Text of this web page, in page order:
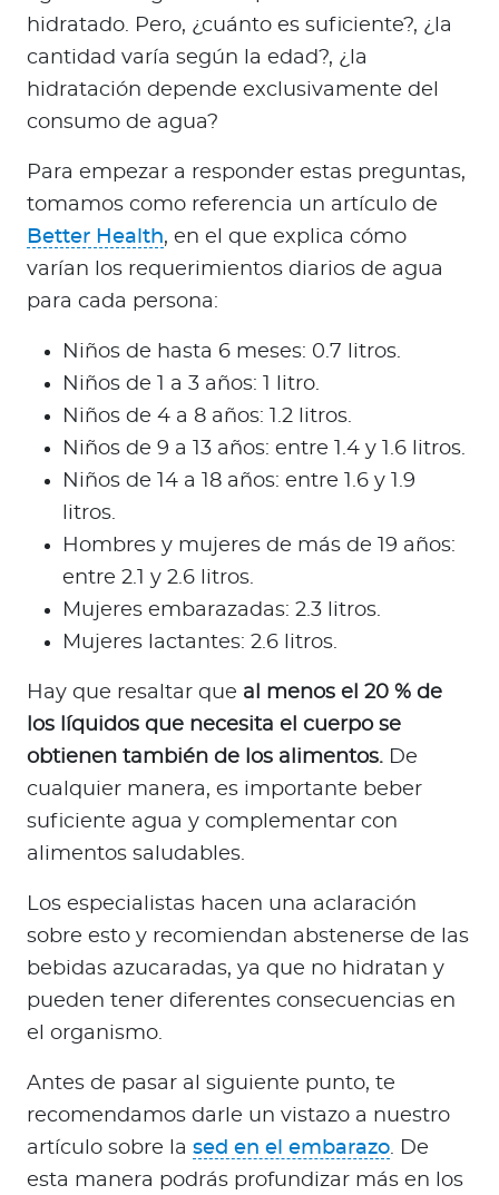
hidratado. Pero, ¿cuánto es suficiente?, ¿la
cantidad varía según la edad?, ¿la
hidratación depende exclusivamente del
consumo de agua?
Para empezar a responder estas preguntas,
tomamos como referencia un artículo de
Better Health, en el que explica cómo
varían los requerimientos diarios de agua
para cada persona:
Niños de hasta 6 meses: 0.7 litros.
Niños de 1 a 3 años: 1 litro.
Niños de 4 a 8 años: 1.2 litros.
Niños de 9 a 13 años: entre 1.4 y 1.6 litros.
Niños de 14 a 18 años: entre 1.6 y 1.9
litros.
Hombres y mujeres de más de 19 años:
entre 2.1 y 2.6 litros.
Mujeres embarazadas: 2.3 litros.
Mujeres lactantes: 2.6 litros.
Hay que resaltar que al menos el 20 % de
los líquidos que necesita el cuerpo se
obtienen también de los alimentos. De
cualquier manera, es importante beber
suficiente agua y complementar con
alimentos saludables.
Los especialistas hacen una aclaración
sobre esto y recomiendan abstenerse de las
bebidas azucaradas, ya que no hidratan y
pueden tener diferentes consecuencias en
el organismo.
Antes de pasar al siguiente punto, te
recomendamos darle un vistazo a nuestro
artículo sobre la sed en el embarazo. De
esta manera podrás profundizar más en los